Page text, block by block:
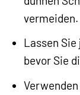
vermeiden.
Lassen
bevor Sie